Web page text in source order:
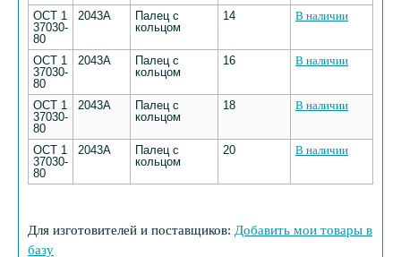
ОСТ 1
37030-
80
2043А
Палец с
кольцом
14 В наличии
ОСТ 1
37030-
80
2043А
Палец с
кольцом
16 В наличии
ОСТ 1
37030-
80
2043А
Палец с
кольцом
18 В наличии
ОСТ 1
37030-
80
2043А
Палец с
кольцом
20 В наличии
Для изготовителей и поставщиков: Добавить мои товары в
базу